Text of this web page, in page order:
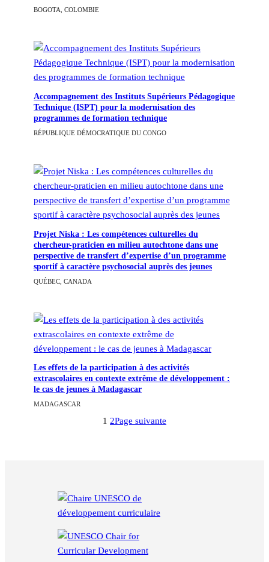
BOGOTA, COLOMBIE
Accompagnement des Instituts Supérieurs Pédagogique
Technique (ISPT) pour la modernisation des
programmes de formation technique
RÉPUBLIQUE DÉMOCRATIQUE DU CONGO
Projet Niska : Les compétences culturelles du
chercheur-praticien en milieu autochtone dans une
perspective de transfert d’expertise d’un programme
sportif à caractère psychosocial auprès des jeunes
QUÉBEC, CANADA
Les effets de la participation à des activités
extrascolaires en contexte extrême de développement :
le cas de jeunes à Madagascar
MADAGASCAR
1 2Page suivante